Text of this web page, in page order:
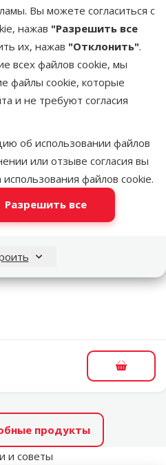
Вы можете согласиться с
нажав "Разрешить все
их, нажав "Отклонить".
всех файлов cookie, мы
файлы cookie, которые
и не требуют согласия
об использовании файлов
или отзыве согласия вы
использования файлов cookie.
Разрешить все
В
для пакетов – KONG
Flashlight Dispenser
В
with 2 Rolls x 15 Bags
В
продукты
и советы